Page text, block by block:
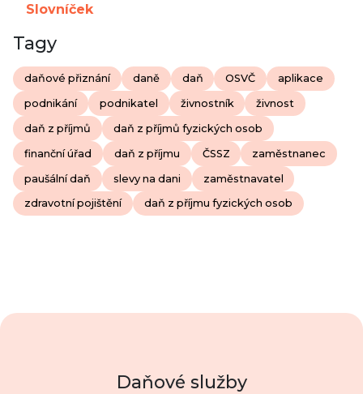
Slovníček
Tagy
daňové přiznání daně daň OSVČ aplikace
podnikání podnikatel živnostník živnost
daň z příjmů daň z příjmů fyzických osob
finanční úřad daň z příjmu ČSSZ zaměstnanec
paušální daň slevy na dani zaměstnavatel
zdravotní pojištění daň z příjmu fyzických osob
Daňové služby